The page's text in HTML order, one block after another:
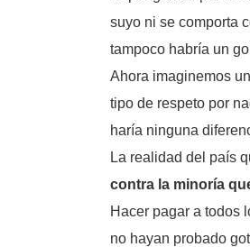
suyo ni se comporta
tampoco habría un
Ahora imaginemos
tipo de respeto por
haría ninguna
La realidad del país
contra la minoría
Hacer pagar a todos
no hayan probado